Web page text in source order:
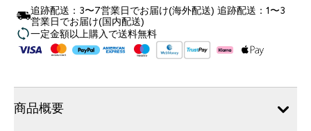
追跡配送：3〜7営業日でお届け(海外配送) 追跡配送：1〜3
営業日でお届け(国内配送)
一定金額以上購入で送料無料
商品概要